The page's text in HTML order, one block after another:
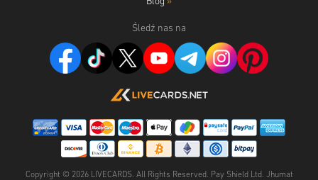
Śledź nas na
Copyright © 2026 LIVECARDS. All Rights Reserved. Pay Shield Ltd. Jhumat